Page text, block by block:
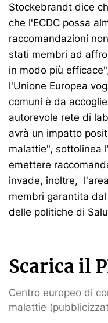
Stockebrandt dice
che l'ECDC possa
raccomandazioni
stati membri ad
in modo più
l'Unione Europea
comuni è da
autorevole rete di
avrà un impatto
malattie", sottolinea
emettere
invade, inoltre,
membri garantita
delle politiche di
Scarica il
Centro europeo di
malattie